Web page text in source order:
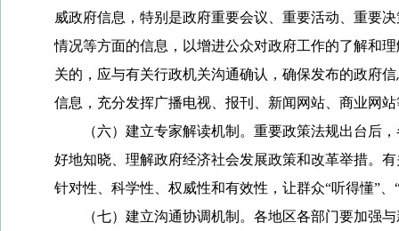
威政府信息，特别是政府重要会议、重要活动、重要
情况等方面的信息，以增进公众对政府工作的了解和
关的，应与有关行政机关沟通确认，确保发布的政府
信息，充分发挥广播电视、报刊、新闻网站、商业网
（六）建立专家解读机制。重要政策法规出台后，
好地知晓、理解政府经济社会发展政策和改革举措。
针对性、科学性、权威性和有效性，让群众“听得懂”、
（七）建立沟通协调机制。各地区各部门要加强与